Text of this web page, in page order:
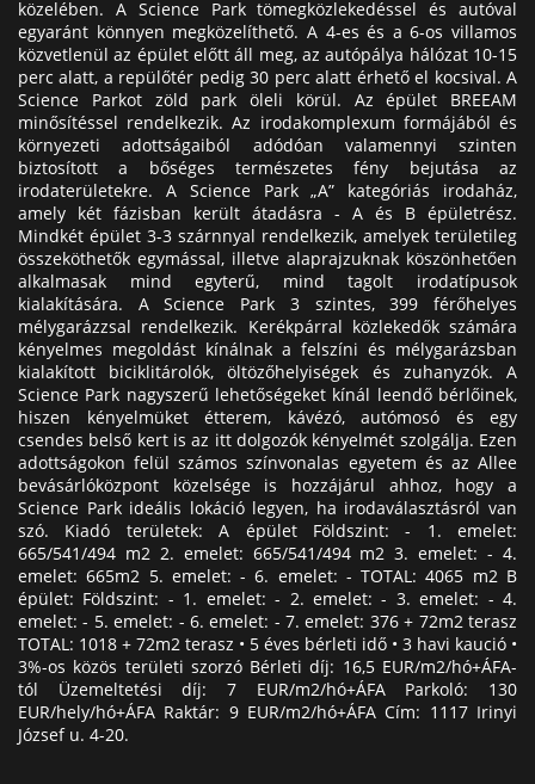
közelében. A Science Park tömegközlekedéssel és autóval
egyaránt könnyen megközelíthető. A 4-es és a 6-os villamos
közvetlenül az épület előtt áll meg, az autópálya hálózat 10-15
perc alatt, a repülőtér pedig 30 perc alatt érhető el kocsival. A
Science Parkot zöld park öleli körül. Az épület BREEAM
minősítéssel rendelkezik. Az irodakomplexum formájából és
környezeti adottságaiból adódóan valamennyi szinten
biztosított a bőséges természetes fény bejutása az
irodaterületekre. A Science Park „A” kategóriás irodaház,
amely két fázisban került átadásra - A és B épületrész.
Mindkét épület 3-3 szárnnyal rendelkezik, amelyek területileg
összeköthetők egymással, illetve alaprajzuknak köszönhetően
alkalmasak mind egyterű, mind tagolt irodatípusok
kialakítására. A Science Park 3 szintes, 399 férőhelyes
mélygarázzsal rendelkezik. Kerékpárral közlekedők számára
kényelmes megoldást kínálnak a felszíni és mélygarázsban
kialakított biciklitárolók, öltözőhelyiségek és zuhanyzók. A
Science Park nagyszerű lehetőségeket kínál leendő bérlőinek,
hiszen kényelmüket étterem, kávézó, autómosó és egy
csendes belső kert is az itt dolgozók kényelmét szolgálja. Ezen
adottságokon felül számos színvonalas egyetem és az Allee
bevásárlóközpont közelsége is hozzájárul ahhoz, hogy a
Science Park ideális lokáció legyen, ha irodaválasztásról van
szó. Kiadó területek: A épület Földszint: - 1. emelet:
665/541/494 m2 2. emelet: 665/541/494 m2 3. emelet: - 4.
emelet: 665m2 5. emelet: - 6. emelet: - TOTAL: 4065 m2 B
épület: Földszint: - 1. emelet: - 2. emelet: - 3. emelet: - 4.
emelet: - 5. emelet: - 6. emelet: - 7. emelet: 376 + 72m2 terasz
TOTAL: 1018 + 72m2 terasz • 5 éves bérleti idő • 3 havi kaució •
3%-os közös területi szorzó Bérleti díj: 16,5 EUR/m2/hó+ÁFA-
tól Üzemeltetési díj: 7 EUR/m2/hó+ÁFA Parkoló: 130
EUR/hely/hó+ÁFA Raktár: 9 EUR/m2/hó+ÁFA Cím: 1117 Irinyi
József u. 4-20.